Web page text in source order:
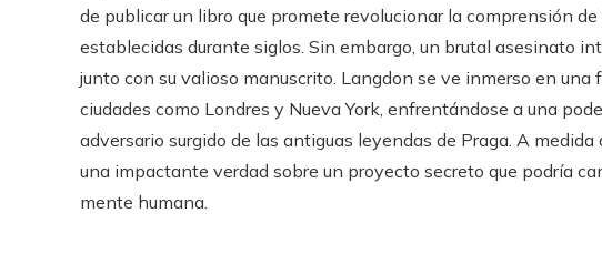
de publicar un libro que promete revolucionar la comprensión
establecidas durante siglos. Sin embargo, un brutal asesinato
junto con su valioso manuscrito. Langdon se ve inmerso en una
ciudades como Londres y Nueva York, enfrentándose a una
adversario surgido de las antiguas leyendas de Praga. A
una impactante verdad sobre un proyecto secreto que podría
mente humana.